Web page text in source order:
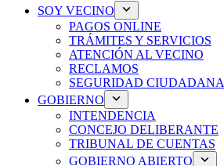
SOY VECINO
PAGOS ONLINE
TRÁMITES Y SERVICIOS
ATENCIÓN AL VECINO
RECLAMOS
SEGURIDAD CIUDADANA
GOBIERNO
INTENDENCIA
CONCEJO DELIBERANTE
TRIBUNAL DE CUENTAS
GOBIERNO ABIERTO